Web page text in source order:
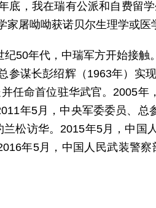
底，我在瑞有公派和自费留
屠呦呦获诺贝尔生理学或医
50年代，中瑞军方开始接
参谋长彭绍辉（1963年）实
任命首位驻华武官。2005
年5月，中央军委委员、总
松访华。2015年5月，中国
年5月，中国人民武装警